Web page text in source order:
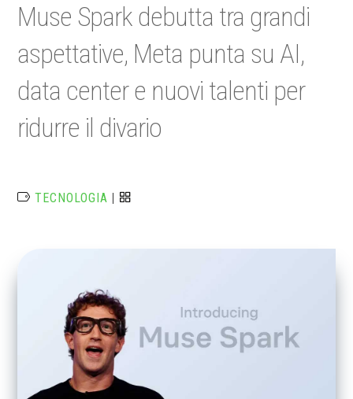
Muse Spark debutta tra grandi
aspettative, Meta punta su AI,
data center e nuovi talenti per
ridurre il divario
TECNOLOGIA |